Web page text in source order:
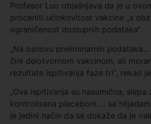
Profesor Luo objašnjava da je u
proceniti učinkovitost vakcine „s
ograničenost dostupnih podataka“.
„Na osnovu preliminarnih
čini delotvornom vakcinom, ali
rezultate ispitivanja faze tri“, rekao
„Ova ispitivanja su nasumična, slepa
kontrolisana placebom … sa
je jedini način da se dokaže da je